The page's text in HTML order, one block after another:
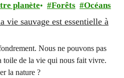
planète Forêts Océans
vie sauvage est essentielle à
Nous ne pouvons pas
toile de la vie qui nous fait vivre.
la nature ?